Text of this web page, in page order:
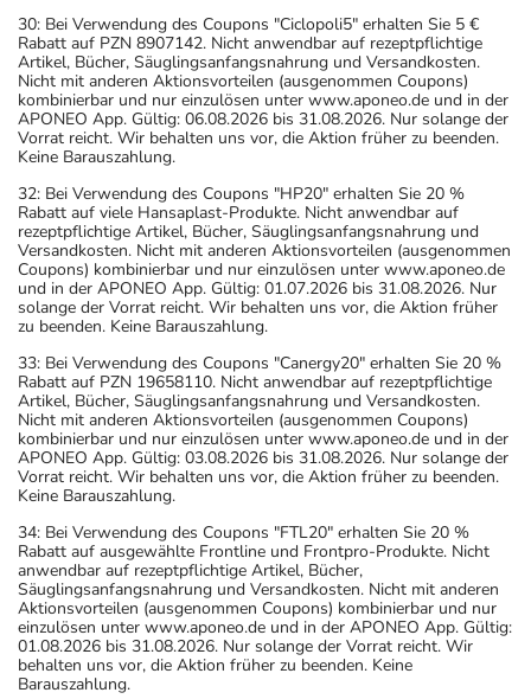
30: Bei Verwendung des Coupons "Ciclopoli5" erhalten Sie 5 €
Rabatt auf PZN 8907142. Nicht anwendbar auf rezeptpflichtige
Artikel, Bücher, Säuglingsanfangsnahrung und Versandkosten.
Nicht mit anderen Aktionsvorteilen (ausgenommen Coupons)
kombinierbar und nur einzulösen unter www.aponeo.de und in der
APONEO App. Gültig: 06.08.2026 bis 31.08.2026. Nur solange der
Vorrat reicht. Wir behalten uns vor, die Aktion früher zu beenden.
Keine Barauszahlung.
32: Bei Verwendung des Coupons "HP20" erhalten Sie 20 %
Rabatt auf viele Hansaplast-Produkte. Nicht anwendbar auf
rezeptpflichtige Artikel, Bücher, Säuglingsanfangsnahrung und
Versandkosten. Nicht mit anderen Aktionsvorteilen (ausgenommen
Coupons) kombinierbar und nur einzulösen unter www.aponeo.de
und in der APONEO App. Gültig: 01.07.2026 bis 31.08.2026. Nur
solange der Vorrat reicht. Wir behalten uns vor, die Aktion früher
zu beenden. Keine Barauszahlung.
33: Bei Verwendung des Coupons "Canergy20" erhalten Sie 20 %
Rabatt auf PZN 19658110. Nicht anwendbar auf rezeptpflichtige
Artikel, Bücher, Säuglingsanfangsnahrung und Versandkosten.
Nicht mit anderen Aktionsvorteilen (ausgenommen Coupons)
kombinierbar und nur einzulösen unter www.aponeo.de und in der
APONEO App. Gültig: 03.08.2026 bis 31.08.2026. Nur solange der
Vorrat reicht. Wir behalten uns vor, die Aktion früher zu beenden.
Keine Barauszahlung.
34: Bei Verwendung des Coupons "FTL20" erhalten Sie 20 %
Rabatt auf ausgewählte Frontline und Frontpro-Produkte. Nicht
anwendbar auf rezeptpflichtige Artikel, Bücher,
Säuglingsanfangsnahrung und Versandkosten. Nicht mit anderen
Aktionsvorteilen (ausgenommen Coupons) kombinierbar und nur
einzulösen unter www.aponeo.de und in der APONEO App. Gültig:
01.08.2026 bis 31.08.2026. Nur solange der Vorrat reicht. Wir
behalten uns vor, die Aktion früher zu beenden. Keine
Barauszahlung.